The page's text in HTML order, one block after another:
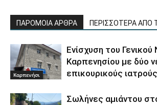
ΠΑΡΟΜΟΙΑ ΑΡΘΡΑ ΠΕΡΙΣΣΟΤΕΡΑ ΑΠΟ
Καρπενήσι
Ενίσχυση του
Καρπενησίου με δύο
επικουρικούς ιατρούς
Σωλήνες αμιάντου